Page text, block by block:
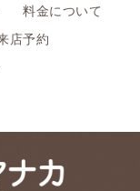
料金について
店予約